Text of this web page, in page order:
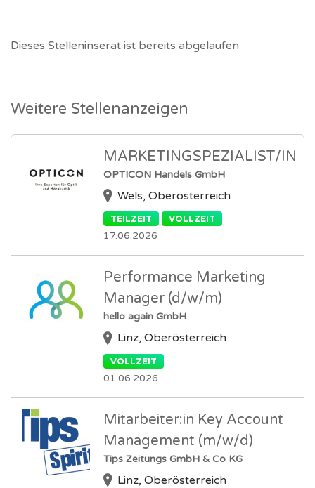
Dieses Stelleninserat ist bereits abgelaufen
Weitere Stellenanzeigen
MARKETINGSPEZIALIST/IN
OPTICON Handels GmbH
Wels, Oberösterreich
TEILZEIT VOLLZEIT
17.06.2026
Performance Marketing
Manager (d/w/m)
hello again GmbH
Linz, Oberösterreich
VOLLZEIT
01.06.2026
Mitarbeiter:in Key Account
Management (m/w/d)
Tips Zeitungs GmbH & Co KG
Linz, Oberösterreich